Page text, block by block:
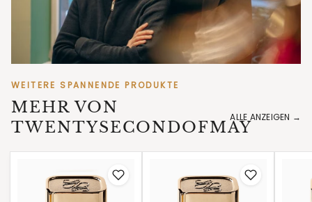
WEITERE SPANNENDE PRODUKTE
MEHR VON
TWENTYSECONDOFMAY